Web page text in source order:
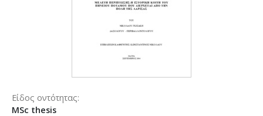
Είδος οντότητας
MSc thesis